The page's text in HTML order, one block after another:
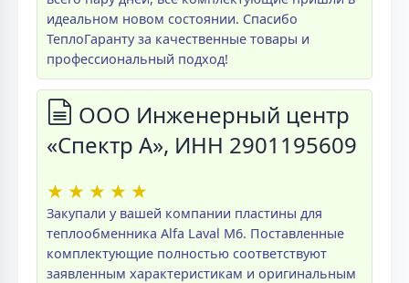
идеальном новом состоянии. Спасибо
ТеплоГаранту за качественные товары и
профессиональный подход!
ООО Инженерный центр
«Спектр А», ИНН 2901195609
★ ★ ★ ★ ★
Закупали у вашей компании пластины для
теплообменника Alfa Laval M6. Поставленные
комплектующие полностью соответствуют
заявленным характеристикам и оригинальным